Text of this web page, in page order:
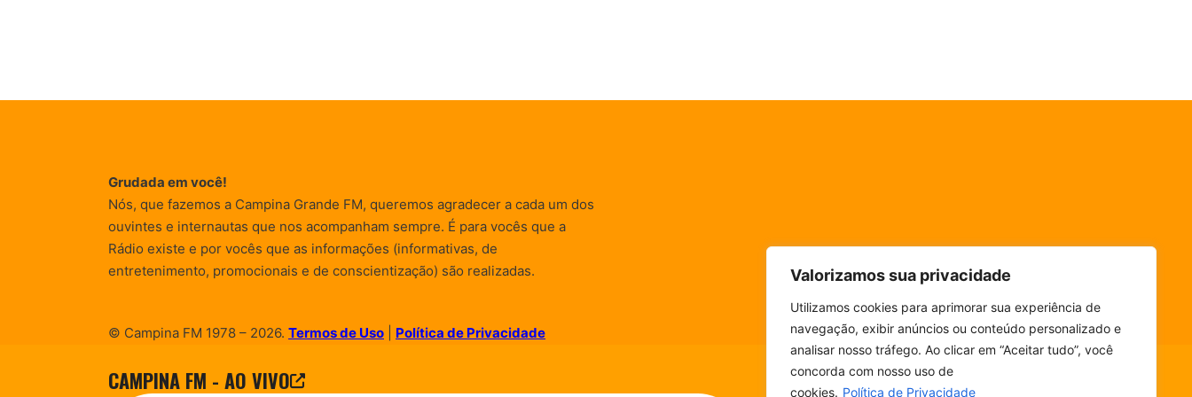
Valorizamos sua privacidade
Utilizamos cookies para aprimorar sua experiência de
navegação, exibir anúncios ou conteúdo personalizado e
analisar nosso tráfego. Ao clicar em “Aceitar tudo”, você
concorda com nosso uso de
cookies. Política de Privacidade
CAMPINA FM - AO VIVO
Grudada em você!
Nós, que fazemos a Campina Grande FM, queremos agradecer a cada um dos
ouvintes e internautas que nos acompanham sempre. É para vocês que a
Rádio existe e por vocês que as informações (informativas, de
entretenimento, promocionais e de conscientização) são realizadas.
© Campina FM 1978 – 2026. Termos de Uso
Política de Privacidade